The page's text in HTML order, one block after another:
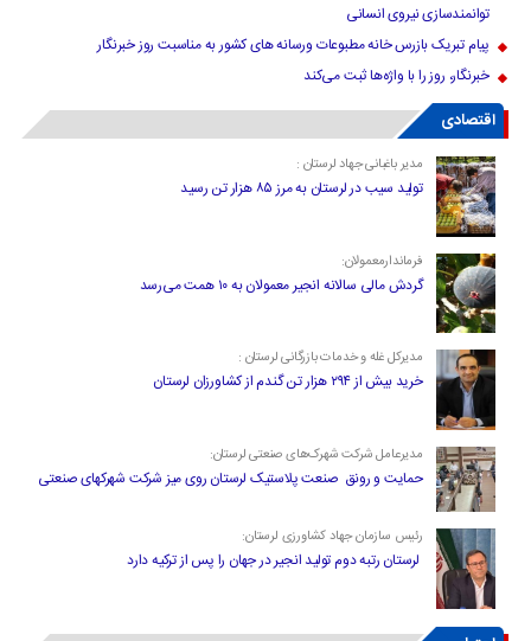
توانمندسازی نیروی انسانی
پیام تبریک بازرس خانه مطبوعات ورسانه های کشور به مناسبت روز خبرنگار
خبرنگار، روز را با واژه‌ها ثبت می‌کند
اقتصادی
مدیر باغبانی جهاد لرستان :
تولید سیب در لرستان به مرز ۸۵ هزار تن رسید
فرماندارمعمولان:
گردش مالی سالانه انجیر معمولان به ۱۰ همت می‌رسد
مدیرکل غله و خدمات بازرگانی لرستان :
خرید بیش از ۲۹۴ هزار تن گندم از کشاورزان لرستان
مدیرعامل شرکت شهرک‌های صنعتی لرستان:
حمایت و رونق صنعت پلاستیک لرستان روی میز شرکت شهرکهای صنعتی
رئیس سازمان جهاد کشاورزی لرستان:
لرستان رتبه دوم تولید انجیر در جهان را پس از ترکیه دارد